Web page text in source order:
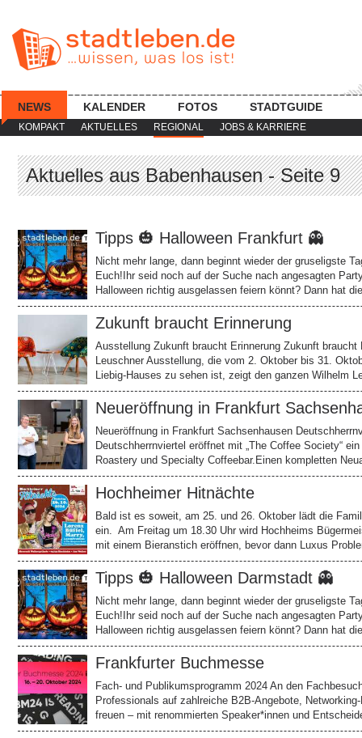
KOMPAKT AKTUELLES REGIONAL JOBS & KARRIERE
NEWS KALENDER FOTOS STADTGUIDE
Aktuelles aus Babenhausen - Seite 9
Tipps 🎃 Halloween Frankfurt 👻
Nicht mehr lange, dann beginnt wieder der gruseligste
Euch!Ihr seid noch auf der Suche nach angesagten
Halloween richtig ausgelassen feiern könnt? Dann hat
Zukunft braucht Erinnerung
Ausstellung Zukunft braucht Erinnerung Zukunft
Leuschner Ausstellung, die vom 2. Oktober bis 31.
Liebig-Hauses zu sehen ist, zeigt den ganzen Wilhelm
Neueröffnung in Frankfurt
Neueröffnung in Frankfurt Sachsenhausen
Deutschherrnviertel eröffnet mit „The Coffee Society“
Roastery und Specialty Coffeebar.Einen kompletten
Hochheimer Hitnächte
Bald ist es soweit, am 25. und 26. Oktober lädt die
ein. Am Freitag um 18.30 Uhr wird Hochheims
mit einem Bieranstich eröffnen, bevor dann Luxus
Tipps 🎃 Halloween Darmstadt 👻
Nicht mehr lange, dann beginnt wieder der gruseligste
Euch!Ihr seid noch auf der Suche nach angesagten
Halloween richtig ausgelassen feiern könnt? Dann hat
Frankfurter Buchmesse
Fach- und Publikumsprogramm 2024 An den
Professionals auf zahlreiche B2B-Angebote,
freuen – mit renommierten Speaker*innen und